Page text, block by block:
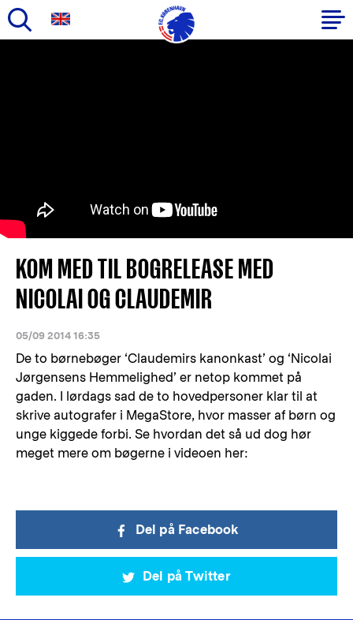
KOM MED TIL BOGRELEASE MED
NICOLAI OG CLAUDEMIR
05/09 2014 16:35
De to børnebøger ‘Claudemirs kanonkast’ og ‘Nicolai
Jørgensens Hemmelighed’ er netop kommet på
gaden. I lørdags sad de to hovedpersoner klar til at
skrive autografer i MegaStore, hvor masser af børn og
unge kiggede forbi. Se hvordan det så ud dog hør
meget mere om bøgerne i videoen her:
Del på Facebook
Del på Twitter